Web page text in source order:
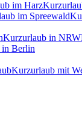
im Harz
im Spreewald
Kurzurlaub in NRW
Berlin
Kurzurlaub mit